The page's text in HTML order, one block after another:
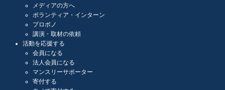
メディアの方へ
ボランティア・インターン
プロボノ
講演・取材の依頼
活動を応援する
会員になる
法人会員になる
マンスリーサポーター
寄付する